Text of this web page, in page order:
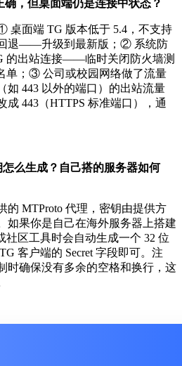
，但桌面端仍是连接中状态？
面端 TG 版本低于 5.4，不支持
退——升级到最新版；② 系统防
的出站连接——临时关闭防火墙测
单；③ 公司或校园网络做了流量
如 443 以外的端口）的出站流量
443（HTTPS 标准端口），通
么生成？自己搭的服务器如何
MTProto 代理，密钥由提供方
如果你是自己在海外服务器上搭建
社区工具时会自动生成一个 32 位
客户端的 Secret 字段即可。注
时确保没有多余的空格和换行，这